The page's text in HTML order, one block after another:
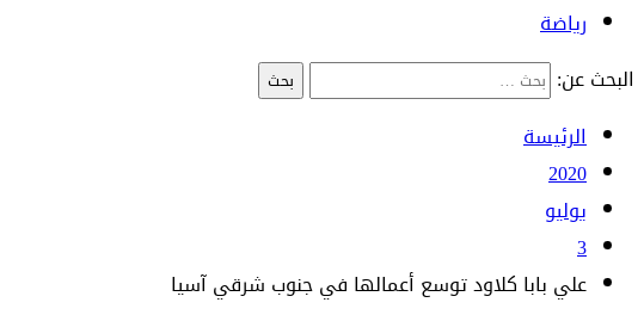
رياضة
البحث عن:
الرئيسة
2020
يوليو
3
علي بابا كلاود توسع أعمالها في جنوب شرقي آسيا